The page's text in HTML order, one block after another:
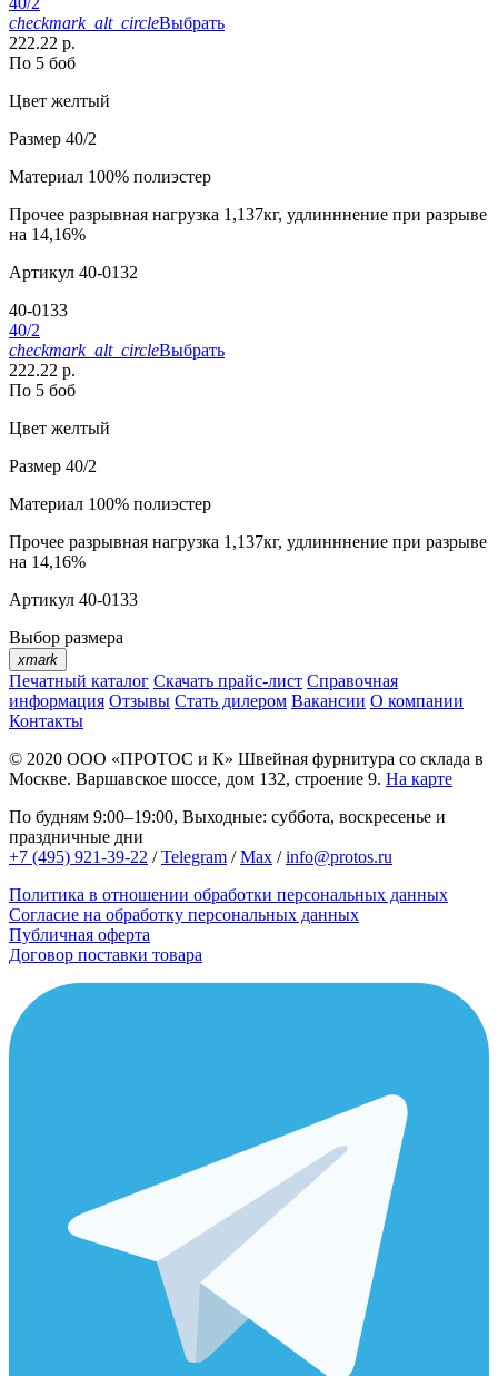
checkmark_alt_circleВыбрать
222.22 р.
По 5 боб
Цвет желтый
Размер 40/2
Материал 100% полиэстер
Прочее разрывная нагрузка 1,137кг, удлинннение при разрыве
на 14,16%
Артикул 40-0132
40-0133
40/2
checkmark_alt_circleВыбрать
222.22 р.
По 5 боб
Цвет желтый
Размер 40/2
Материал 100% полиэстер
Прочее разрывная нагрузка 1,137кг, удлинннение при разрыве
на 14,16%
Артикул 40-0133
Выбор размера
xmark
Печатный каталог Скачать прайс-лист Справочная
информация Отзывы Стать дилером Вакансии О компании
Контакты
© 2020 ООО «ПРОТОС и К» Швейная фурнитура со склада в
Москве. Варшавское шоссе, дом 132, строение 9. На карте
По будням 9:00–19:00, Выходные: суббота, воскресенье и
праздничные дни
+7 (495) 921-39-22 /Telegram /Max /info@protos.ru
Политика в отношении обработки персональных данных
Согласие на обработку персональных данных
Публичная оферта
Договор поставки товара